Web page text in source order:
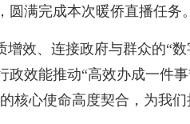
满完成本次暖侨直播任务。
、连接政府与群众的“数
效能推动“高效办成一件
核心使命高度契合，为我